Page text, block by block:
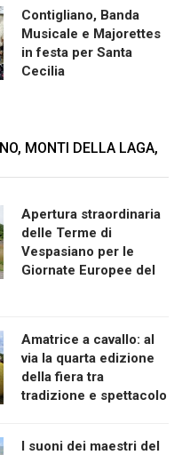
Contigliano, Banda
Musicale e Majorettes
in festa per Santa
Cecilia
MONTI DELLA LAGA,
Apertura straordinaria
delle Terme di
Vespasiano per le
Giornate Europee del
Amatrice a cavallo: al
via la quarta edizione
della fiera tra
tradizione e spettacolo
I suoni dei maestri del